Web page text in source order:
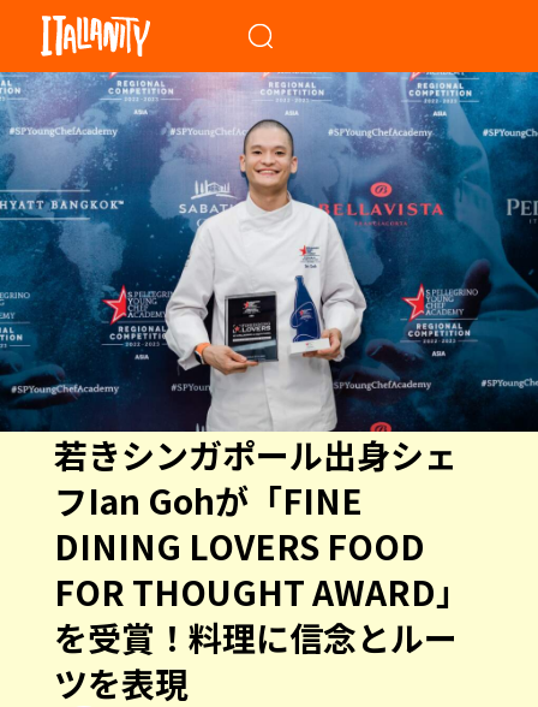
若きシンガポール出身シェ
フIan Gohが「FINE
DINING LOVERS FOOD
FOR THOUGHT AWARD」
を受賞！料理に信念とルー
ツを表現